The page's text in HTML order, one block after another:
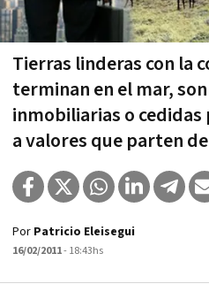
Tierras linderas con la
terminan en el mar,
inmobiliarias o
a valores que parten
Por Patricio Eleisegui
16/02/2011- 18:43hs